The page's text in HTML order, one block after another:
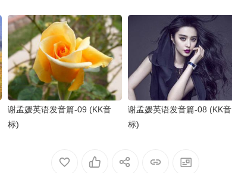
谢孟媛英语发音篇-09 (KK音
标)
谢孟媛英语发音篇-08 (KK音
标)